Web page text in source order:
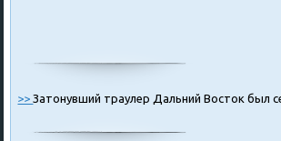
>>Затонувший траулер Дальний Восток был